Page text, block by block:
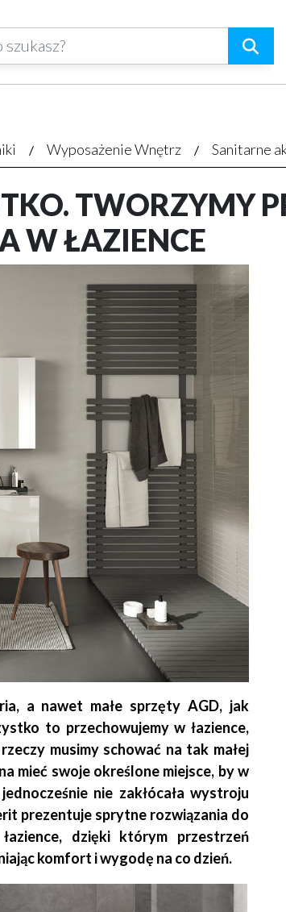
Wyposażenie Wnętrz Sanitarne
TWORZYMY
W ŁAZIENCE
a nawet małe sprzęty AGD, jak
to przechowujemy w łazience,
musimy schować na tak małej
mieć swoje określone miejsce, by w
nie zakłócała wystroju
prezentuje sprytne rozwiązania do
dzięki którym przestrzeń
komfort i wygodę na co dzień.